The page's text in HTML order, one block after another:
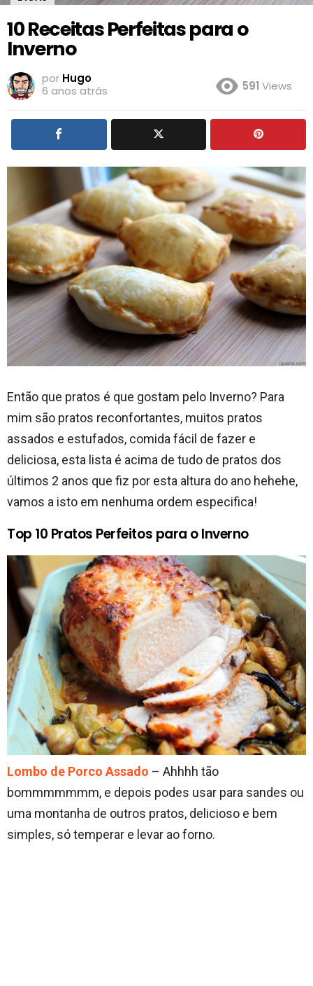
10 Receitas Perfeitas para o
Inverno
por Hugo
6 anos atrás
591 Views
Então que pratos é que gostam pelo Inverno? Para
mim são pratos reconfortantes, muitos pratos
assados e estufados, comida fácil de fazer e
deliciosa, esta lista é acima de tudo de pratos dos
últimos 2 anos que fiz por esta altura do ano hehehe,
vamos a isto em nenhuma ordem especifica!
Top 10 Pratos Perfeitos para o Inverno
Lombo de Porco Assado – Ahhhh tão
bommmmmmm, e depois podes usar para sandes ou
uma montanha de outros pratos, delicioso e bem
simples, só temperar e levar ao forno.